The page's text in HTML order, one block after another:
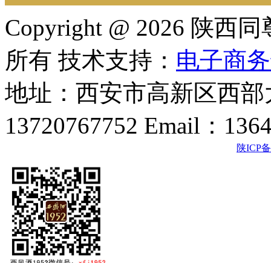
Copyright @ 2026 陕西
所有 技术支持： 电子商
地址：西安市高新区西
13720767752 Email：
陕ICP